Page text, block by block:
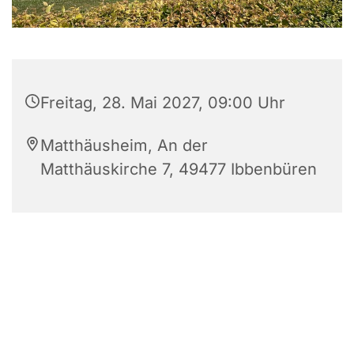
Freitag, 28. Mai 2027, 09:00 Uhr
Matthäusheim, An der
Matthäuskirche 7, 49477 Ibbenbüren